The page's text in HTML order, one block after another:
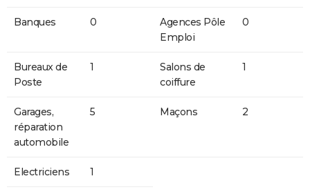
Banques 0
Agences Pôle
Emploi
0
Bureaux de
Poste
1
Salons de
coiffure
1
Garages,
réparation
automobile
5 Maçons 2
Electriciens 1